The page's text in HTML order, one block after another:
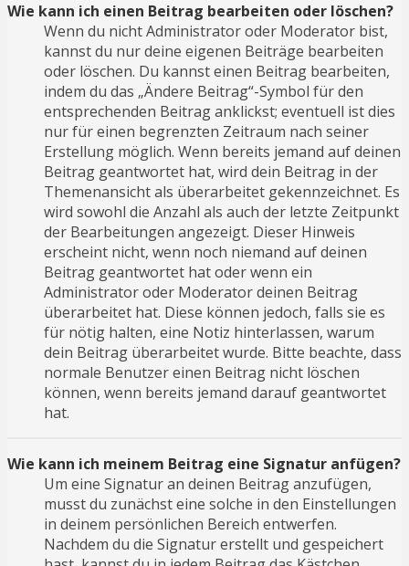
Wie kann ich einen Beitrag bearbeiten oder löschen?
Wenn du nicht Administrator oder Moderator bist,
kannst du nur deine eigenen Beiträge bearbeiten
oder löschen. Du kannst einen Beitrag bearbeiten,
indem du das „Ändere Beitrag“-Symbol für den
entsprechenden Beitrag anklickst; eventuell ist dies
nur für einen begrenzten Zeitraum nach seiner
Erstellung möglich. Wenn bereits jemand auf deinen
Beitrag geantwortet hat, wird dein Beitrag in der
Themenansicht als überarbeitet gekennzeichnet. Es
wird sowohl die Anzahl als auch der letzte Zeitpunkt
der Bearbeitungen angezeigt. Dieser Hinweis
erscheint nicht, wenn noch niemand auf deinen
Beitrag geantwortet hat oder wenn ein
Administrator oder Moderator deinen Beitrag
überarbeitet hat. Diese können jedoch, falls sie es
für nötig halten, eine Notiz hinterlassen, warum
dein Beitrag überarbeitet wurde. Bitte beachte, dass
normale Benutzer einen Beitrag nicht löschen
können, wenn bereits jemand darauf geantwortet
hat.
Wie kann ich meinem Beitrag eine Signatur anfügen?
Um eine Signatur an deinen Beitrag anzufügen,
musst du zunächst eine solche in den Einstellungen
in deinem persönlichen Bereich entwerfen.
Nachdem du die Signatur erstellt und gespeichert